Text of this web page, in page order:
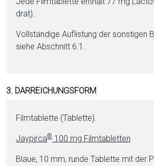
drat).
Vollständige Auflistung der sonstigen
siehe Abschnitt 6.1.
3. DARREICHUNGSFORM
Film­ta­blet­te (Ta­blet­te).
Jaypirca®100 mg Film­ta­blet­ten
Blaue, 10 mm, runde Ta­blet­te mit der